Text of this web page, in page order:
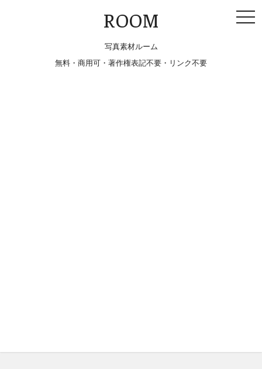
ROOM
写真素材ルーム
無料・商用可・著作権表記不要・リンク不要